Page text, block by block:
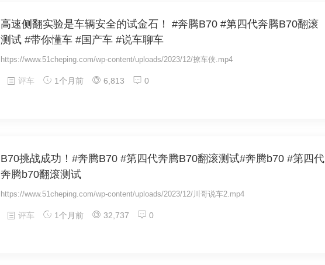
高速侧翻实验是车辆安全的试金石！ #奔腾B70 #第四代奔腾B70翻滚
测试 #带你懂车 #国产车 #说车聊车
https://www.51cheping.com/wp-content/uploads/2023/12/撩车侠.mp4
评车 1个月前 6,813 0
B70挑战成功！#奔腾B70 #第四代奔腾B70翻滚测试#奔腾b70 #第四代
奔腾b70翻滚测试
https://www.51cheping.com/wp-content/uploads/2023/12/川哥说车2.mp4
评车 1个月前 32,737 0